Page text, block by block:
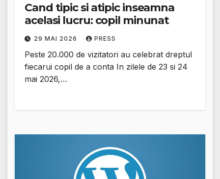
Cand tipic si atipic inseamna
acelasi lucru: copil minunat
29 MAI 2026 PRESS
Peste 20.000 de vizitatori au celebrat dreptul
fiecarui copil de a conta In zilele de 23 si 24
mai 2026,…